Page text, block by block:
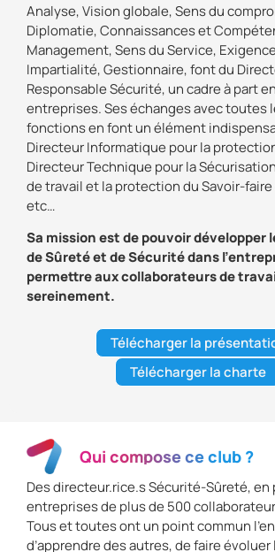
Analyse, Vision globale, Sens du
Diplomatie, Connaissances et
Management, Sens du Service,
Impartialité, Gestionnaire, font du
Responsable Sécurité, un cadre à part
entreprises. Ses échanges avec toutes
fonctions en font un élément
Directeur Informatique pour la
Directeur Technique pour la
de travail et la protection du Savoir-faire
etc…
Sa mission est de pouvoir développer
de Sûreté et de Sécurité dans
permettre aux collaborateurs de
sereinement.
Télécharger la
Télécharger la charte
Qui compose ce club ?
Des directeur.rice.s Sécurité-Sûreté, en
entreprises de plus de 500
Tous et toutes ont un point commun
d’apprendre des autres, de faire